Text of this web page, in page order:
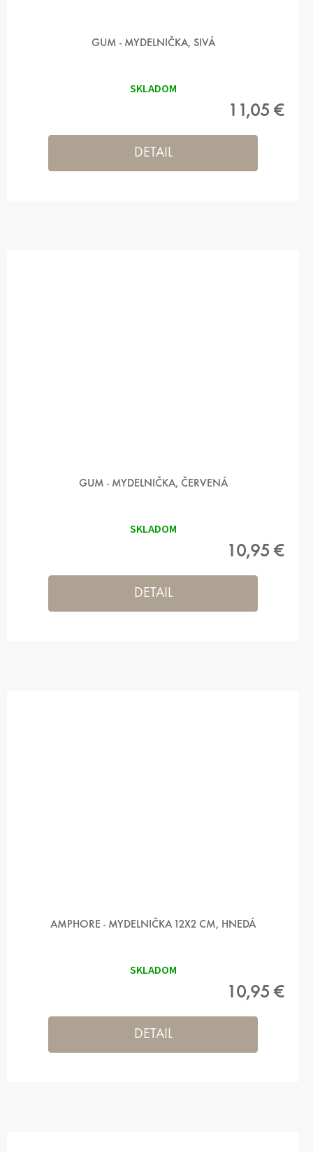
GUM - MYDELNIČKA, SIVÁ
SKLADOM
11,05 €
DETAIL
GUM - MYDELNIČKA, ČERVENÁ
SKLADOM
10,95 €
DETAIL
AMPHORE - MYDELNIČKA 12X2 CM, HNEDÁ
SKLADOM
10,95 €
DETAIL